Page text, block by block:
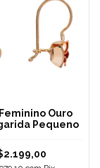
Ouro
Pequeno